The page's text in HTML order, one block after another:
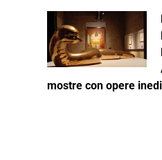
mostre con opere